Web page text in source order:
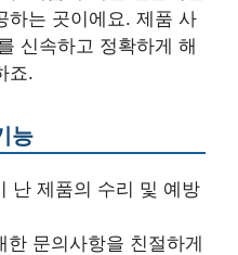
하는 곳이에요. 제품 사
신속하고 정확하게 해
죠.
능
난 제품의 수리 및 예방
한 문의사항을 친절하게